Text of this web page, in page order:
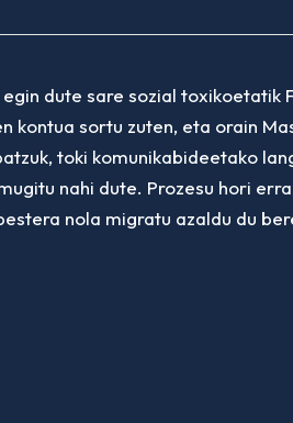
dute sare sozial toxikoetatik
kontua sortu zuten, eta orain
toki komunikabideetako
nahi dute. Prozesu hori
nola migratu azaldu du